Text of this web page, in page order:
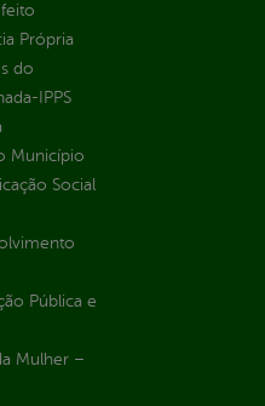
Própria
do
IPPS
Município
Social
Pública e
Mulher –